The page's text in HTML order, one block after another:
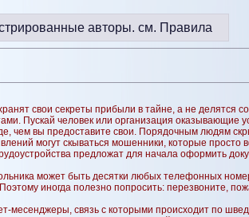
авторы. см. Правила
свои секреты прибыли в тайне, а не делятся со
Пускай человек или организация оказывающие
чем вы предоставите свои. Порядочным людям
могут скываться мошенники, которые просто
предложат для начала оформить
может быть десятки любых телефонных
иногда полезно попросить: перезвоните,
месенджеры, связь с которыми происходит по